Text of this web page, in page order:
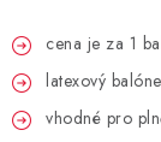
HELIUM
LAMPIONY
cena je za 1
latexový
vhodné pro